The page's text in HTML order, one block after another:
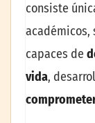
consiste
académicos,
capaces de
vida,